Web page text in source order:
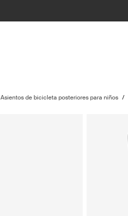
Asientos de bicicleta posteriores para niños /